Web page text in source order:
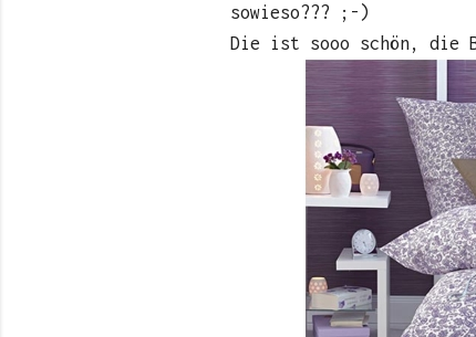
sowieso??? ;-)
Die ist sooo schön, die